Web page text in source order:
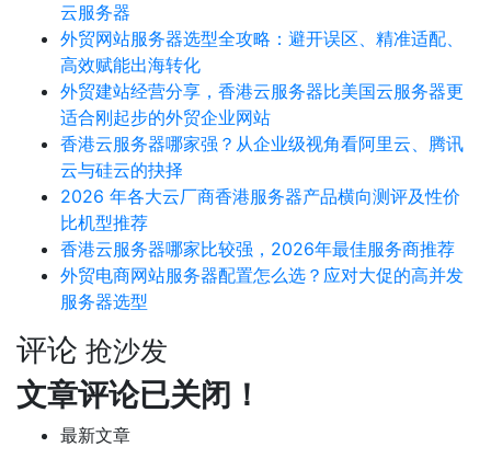
云服务器
外贸网站服务器选型全攻略：避开误区、精准适配、
高效赋能出海转化
外贸建站经营分享，香港云服务器比美国云服务器更
适合刚起步的外贸企业网站
香港云服务器哪家强？从企业级视角看阿里云、腾讯
云与硅云的抉择
2026 年各大云厂商香港服务器产品横向测评及性价
比机型推荐
香港云服务器哪家比较强，2026年最佳服务商推荐
外贸电商网站服务器配置怎么选？应对大促的高并发
服务器选型
评论 抢沙发
文章评论已关闭！
最新文章